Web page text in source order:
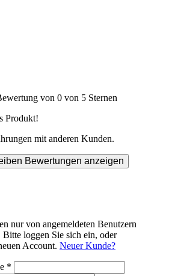
von 0 von 5 Sternen
Produkt!
mit anderen Kunden.
Bewertungen anzeigen
nur von angemeldeten Benutzern
Bitte loggen Sie sich ein, oder
Account. Neuer Kunde?
*